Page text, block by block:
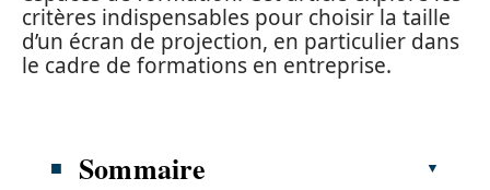
critères indispensables pour choisir la taille
d’un écran de projection, en particulier dans
le cadre de formations en entreprise.
Sommaire